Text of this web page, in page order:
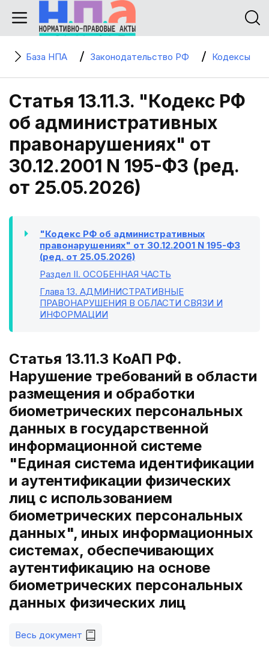
База НПА Законодательство РФ Кодексы
Статья 13.11.3. "Кодекс РФ
об административных
правонарушениях" от
30.12.2001 N 195-ФЗ (ред.
от 25.05.2026)
"Кодекс РФ об административных
правонарушениях" от 30.12.2001 N 195-ФЗ
(ред. от 25.05.2026)
Раздел II. ОСОБЕННАЯ ЧАСТЬ
Глава 13. АДМИНИСТРАТИВНЫЕ
ПРАВОНАРУШЕНИЯ В ОБЛАСТИ СВЯЗИ И
ИНФОРМАЦИИ
Статья 13.11.3 КоАП РФ.
Нарушение требований в области
размещения и обработки
биометрических персональных
данных в государственной
информационной системе
"Единая система идентификации
и аутентификации физических
лиц с использованием
биометрических персональных
данных", иных информационных
системах, обеспечивающих
аутентификацию на основе
биометрических персональных
данных физических лиц
Весь документ